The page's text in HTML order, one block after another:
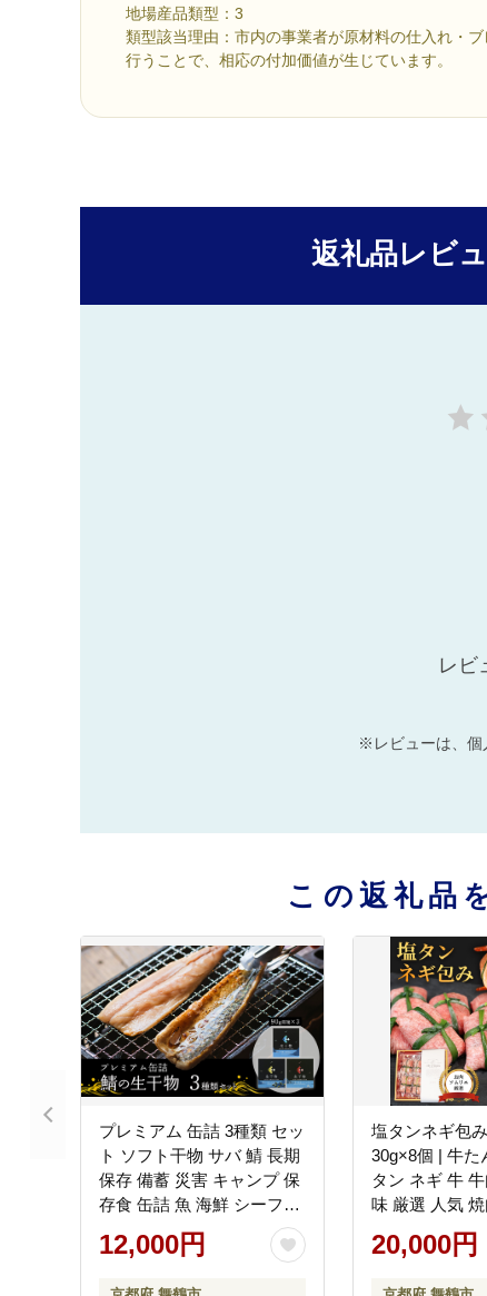
地場産品類型：3
類型該当理由：市内の事業者が原材料の仕入れ・
行うことで、相応の付加価値が生じています。
返礼品レビ
レビ
※レビューは、個
この返礼品
プレミアム 缶詰 3種類 セッ
ト ソフト干物 サバ 鯖 長期
保存 備蓄 災害 キャンプ 保
存食 缶詰 魚 海鮮 シーフー
ド 鯖缶 高級缶
12,000円
塩タンネギ包
30g×8個 | 牛た
タン ネギ 牛
味 厳選 人気
け ギフト 贈
お勧め おすす
20,000円